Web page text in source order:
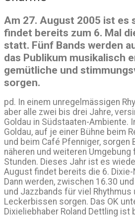
Am 27. August 2005 ist es
findet bereits zum 6. Mal
statt. Fünf Bands werden
das Publikum musikalisch
gemütliche und
sorgen.
pd. In einem unregelmässigen
aber alle zwei bis drei Jahre,
Goldau in Südstaaten-Ambiente.
Goldau, auf je einer Bühne beim
und beim Café Pfenniger, sorgen
näheren und weiteren
Stunden. Dieses Jahr ist es
August findet bereits die 6.
Dann werden, zwischen 16.30
und Jazzbands für viel
Leckerbissen sorgen. Das OK
Dixieliebhaber Roland Dettling